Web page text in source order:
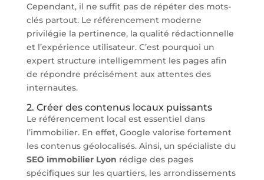
Cependant, il ne suffit pas de répéter des mots-
clés partout. Le référencement moderne
privilégie la pertinence, la qualité rédactionnelle
et l’expérience utilisateur. C’est pourquoi un
expert structure intelligemment les pages afin
de répondre précisément aux attentes des
internautes.
2. Créer des contenus locaux puissants
Le référencement local est essentiel dans
l’immobilier. En effet, Google valorise fortement
les contenus géolocalisés. Ainsi, un spécialiste du
SEO immobilier Lyon rédige des pages
spécifiques sur les quartiers, les arrondissements